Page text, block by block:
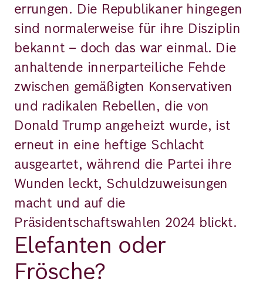
errungen. Die Republikaner hingegen
sind normalerweise für ihre Disziplin
bekannt – doch das war einmal. Die
anhaltende innerparteiliche Fehde
zwischen gemäßigten Konservativen
und radikalen Rebellen, die von
Donald Trump angeheizt wurde, ist
erneut in eine heftige Schlacht
ausgeartet, während die Partei ihre
Wunden leckt, Schuldzuweisungen
macht und auf die
Präsidentschaftswahlen 2024 blickt.
Elefanten oder
Frösche?